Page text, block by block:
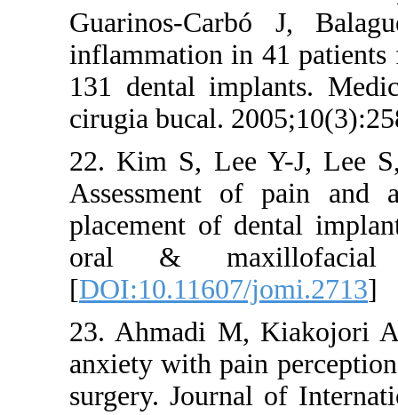
131 dental
cirugia
22. Kim S,
placement
oral &
[
23.
anxiety
surgery.